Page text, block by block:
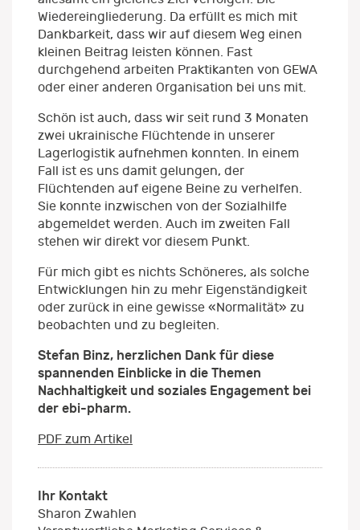
Wiedereingliederung. Da erfüllt es mich mit
Dankbarkeit, dass wir auf diesem Weg einen
kleinen Beitrag leisten können. Fast
durchgehend arbeiten Praktikanten von GEWA
oder einer anderen Organisation bei uns mit.
Schön ist auch, dass wir seit rund 3 Monaten
zwei ukrainische Flüchtende in unserer
Lagerlogistik aufnehmen konnten. In einem
Fall ist es uns damit gelungen, der
Flüchtenden auf eigene Beine zu verhelfen.
Sie konnte inzwischen von der Sozialhilfe
abgemeldet werden. Auch im zweiten Fall
stehen wir direkt vor diesem Punkt.
Für mich gibt es nichts Schöneres, als solche
Entwicklungen hin zu mehr Eigenständigkeit
oder zurück in eine gewisse «Normalität» zu
beobachten und zu begleiten.
Stefan Binz, herzlichen Dank für diese
spannenden Einblicke in die Themen
Nachhaltigkeit und soziales Engagement bei
der ebi-pharm.
PDF zum Artikel
Ihr Kontakt
Sharon Zwahlen